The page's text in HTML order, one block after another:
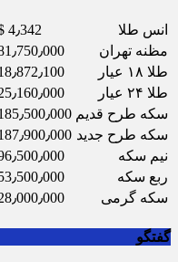
انس طلا $ 4٫342
مظنه تهران
طلا ۱۸ عیار
طلا ۲۴ عیار
سکه طرح قدیم
سکه طرح جدید
نیم سکه
ربع سکه
سکه گرمی
گفتگو